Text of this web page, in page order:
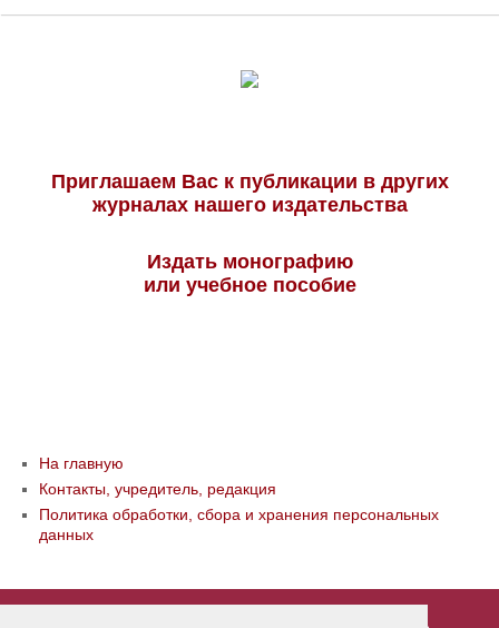
Приглашаем Вас к публикации в других
журналах нашего издательства
Издать монографию
или учебное пособие
На главную
Контакты, учредитель, редакция
Политика обработки, сбора и хранения персональных
данных